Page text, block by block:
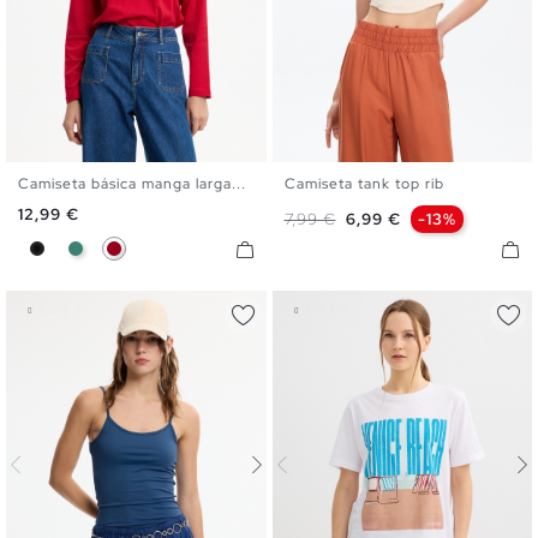
XL
Camiseta básica manga larga...
Precio
12,99 €
NegroEsmeralda
Carmín
Camiseta tank top rib
Precio base
7,99 € Precio
6,99 € -13%